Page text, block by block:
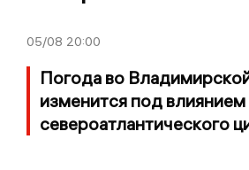
05/08 20:00
Погода во
изменится под влиянием
североатлантического